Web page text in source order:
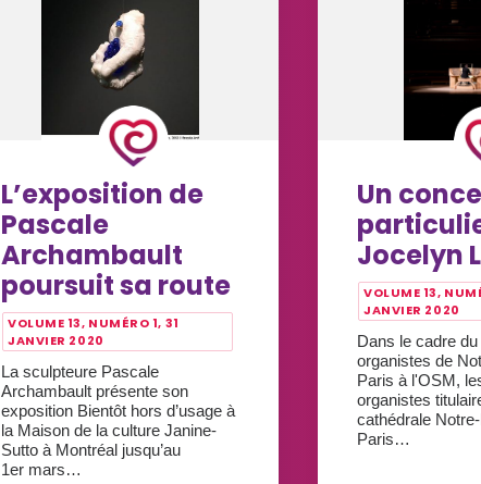
L’exposition de
Pascale
Archambault
poursuit sa route
VOLUME 13, NUMÉRO 1, 31
JANVIER 2020
La sculpteure Pascale
Archambault présente son
exposition Bientôt hors d’usage à
la Maison de la culture Janine-
Sutto à Montréal jusqu’au
1er mars…
Un
Jocelyn
VOLUME 13,
JANVIER 2020
Dans le cadre
organistes de
Paris à l'OSM,
organistes
cathédrale
Paris…